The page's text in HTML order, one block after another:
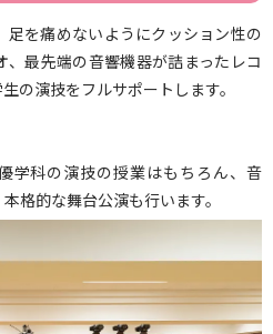
を痛めないようにクッション性の
最先端の音響機器が詰まったレコ
の演技をフルサポートします。
学科の演技の授業はもちろん、音
格的な舞台公演も行います。